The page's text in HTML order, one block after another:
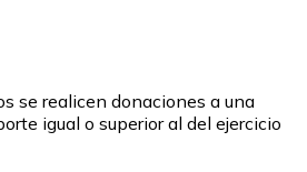
se realicen donaciones a una
igual o superior al del ejercicio